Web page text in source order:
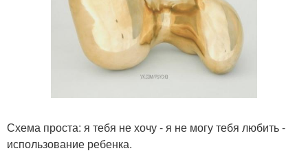
Схема проста: я тебя не хочу - я не могу тебя любить -
использование ребенка.